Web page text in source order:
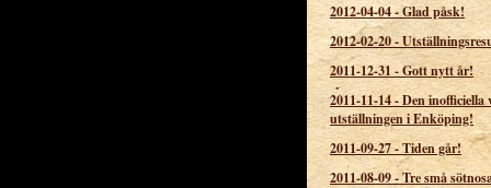
2012-04-04-Glad påsk!
2012-02-20-
2011-12-31-Gott nytt år!
2011-11-14-Den inofficiella
utställningen i Enköping!
2011-09-27-Tiden går!
2011-08-09-Tre små